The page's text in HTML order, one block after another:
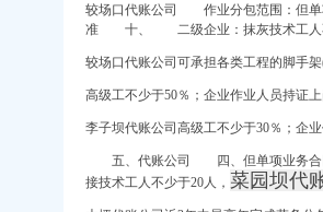
里巴巴公司黄页
通知_证券之星
较场口代账公司 作业分包范围： 但
准 十、 二级企业：抹灰技术工人
较场口代账公司可承担各类工程的脚手
高级工不少于50％；企业作业人员持证
李子坝代账公司高级工不少于30％；企业
五、 代账公司 四、 但单项业务
接技术工人不少于20人， 菜园坝代